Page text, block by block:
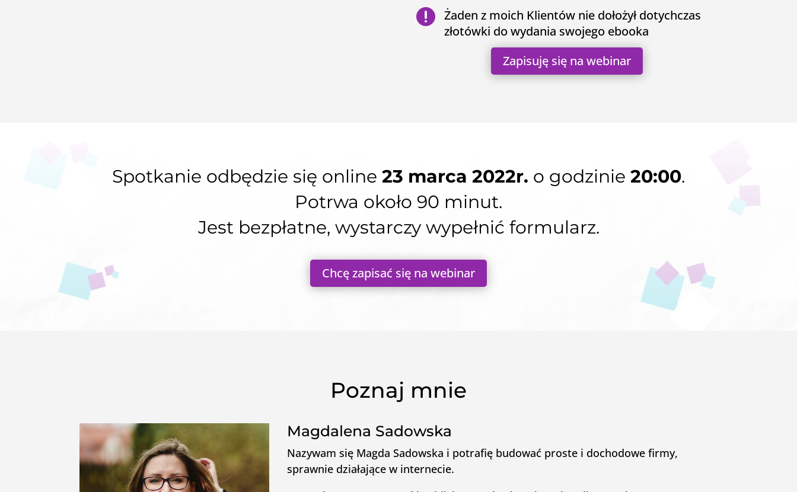
 Żaden z moich Klientów nie dołożył dotychczas
złotówki do wydania swojego ebooka
Zapisuję się na webinar
Spotkanie odbędzie się online 23 marca 2022r. o godzinie 20:00.
Potrwa około 90 minut.
Jest bezpłatne, wystarczy wypełnić formularz.
Chcę zapisać się na webinar
Poznaj mnie
Magdalena Sadowska
Nazywam się Magda Sadowska i potrafię budować proste i dochodowe firmy,
sprawnie działające w internecie.